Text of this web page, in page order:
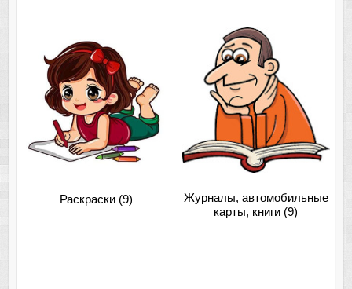
Раскраски (9)
Журналы, автомобильные
карты, книги (9)